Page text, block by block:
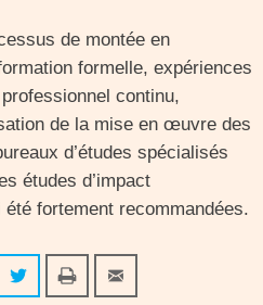
de montée en
formelle, expériences
continu,
de la mise en œuvre des
d’études spécialisés
études d’impact
fortement recommandées.